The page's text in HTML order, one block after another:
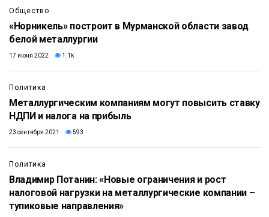
Общество
«Норникель» построит в Мурманской области завод
белой металлургии
17 июня 2022 1.1k
Политика
Металлургическим компаниям могут повысить ставку
НДПИ и налога на прибыль
23 сентября 2021 593
Политика
Владимир Потанин: «Новые ограничения и рост
налоговой нагрузки на металлургические компании –
тупиковые направления»